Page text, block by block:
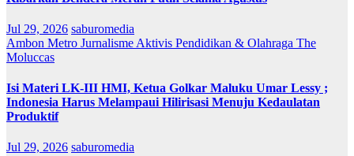
Jul 29, 2026 saburomedia
Ambon Metro Jurnalisme Aktivis Pendidikan & Olahraga The
Moluccas
Isi Materi LK-III HMI, Ketua Golkar Maluku Umar Lessy ;
Indonesia Harus Melampaui Hilirisasi Menuju Kedaulatan
Produktif
Jul 29, 2026 saburomedia